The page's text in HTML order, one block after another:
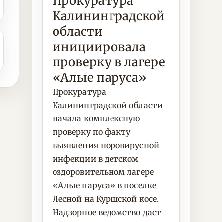
Калининградской
области
инициировала
проверку в лагере
«Алые паруса»
Прокуратура
Калининградской области
начала комплексную
проверку по факту
выявления норовирусной
инфекции в детском
оздоровительном лагере
«Алые паруса» в поселке
Лесной на Куршской косе.
Надзорное ведомство даст